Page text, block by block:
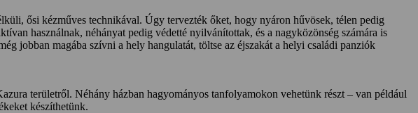
ősi kézműves technikával. Úgy tervezték őket, hogy nyáron hűvösek, télen pedig
használnak, néhányat pedig védetté nyilvánítottak, és a nagyközönség számára is
jobban magába szívni a hely hangulatát, töltse az éjszakát a helyi családi panziók
területről. Néhány házban hagyományos tanfolyamokon vehetünk részt – van például
készíthetünk.